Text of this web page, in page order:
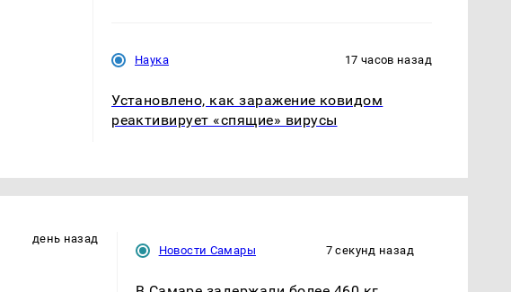
Наука 17 часов назад
Установлено, как заражение ковидом
реактивирует «спящие» вирусы
день назад
Новости Самары 7 секунд назад